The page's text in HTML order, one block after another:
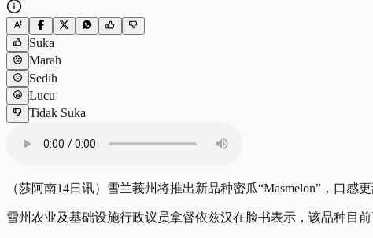
Suka
Marah
Sedih
Lucu
Tidak Suka
（莎阿南14日讯）雪兰莪州将推出新品种密瓜“Masmelon”，口感
雪州农业及基础设施行政议员拿督依兹汉在脸书表示，该品种目